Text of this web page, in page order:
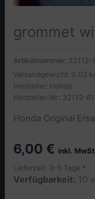
grommet
Artikelnummer: 32112-
Versandgewicht: 0.02
Hersteller: Honda
Hersteller-Nr.: 32112-
Honda Original
6,00 € inkl.
Lieferzeit: 3-5 Tage *
Verfügbarkeit: 10